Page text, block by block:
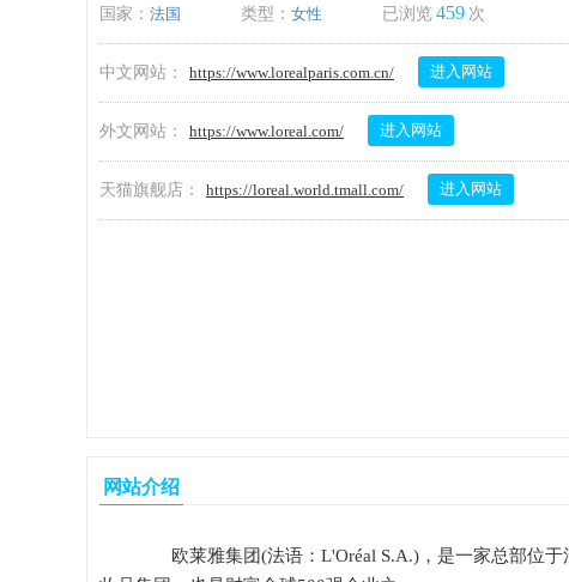
国家： 法国 类型： 女性 已浏览 459 次
中文网站： https://www.lorealparis.com.cn/ 进入网站
外文网站： https://www.loreal.com/ 进入网站
天猫旗舰店： https://loreal.world.tmall.com/ 进入网站
网站介绍
欧莱雅集团(法语：L'Oréal S.A.)，是一家总部位于